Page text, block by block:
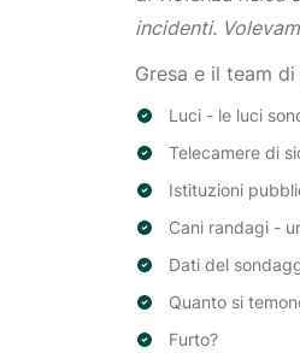
incidenti.
Gresa e il team
Luci - le luci
Telecamere di
Istituzioni
Cani randagi -
Dati del
Quanto si
Furto?